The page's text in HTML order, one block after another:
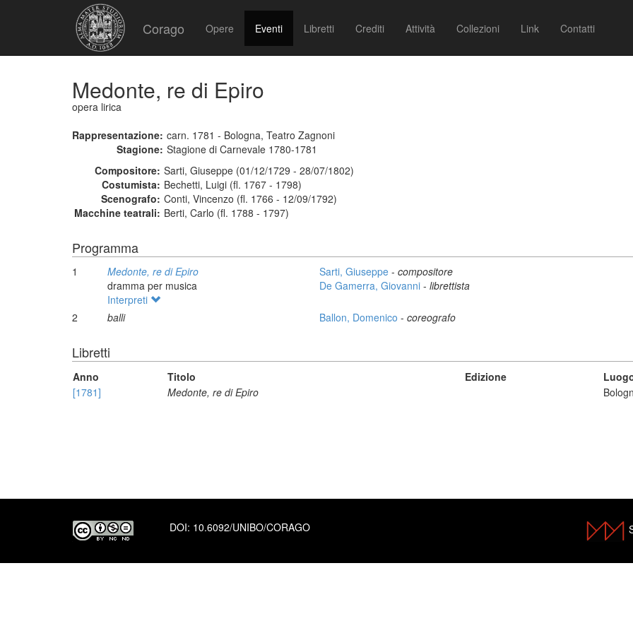
Corago Opere Eventi Libretti Crediti Attività Collezioni Link Contatti
Medonte, re di Epiro
opera lirica
Rappresentazione: carn. 1781 - Bologna, Teatro Zagnoni
Stagione: Stagione di Carnevale 1780-1781
Compositore: Sarti, Giuseppe (01/12/1729 - 28/07/1802)
Costumista: Bechetti, Luigi (fl. 1767 - 1798)
Scenografo: Conti, Vincenzo (fl. 1766 - 12/09/1792)
Macchine teatrali: Berti, Carlo (fl. 1788 - 1797)
Programma
1
Medonte, re di Epiro
dramma per musica
Sarti, Giuseppe - compositore
De Gamerra, Giovanni - librettista
Interpreti
2
balli Ballon, Domenico - coreografo
Libretti
Anno Titolo Edizione
[1781]
Medonte, re di Epiro
DOI: 10.6092/UNIBO/CORAGO